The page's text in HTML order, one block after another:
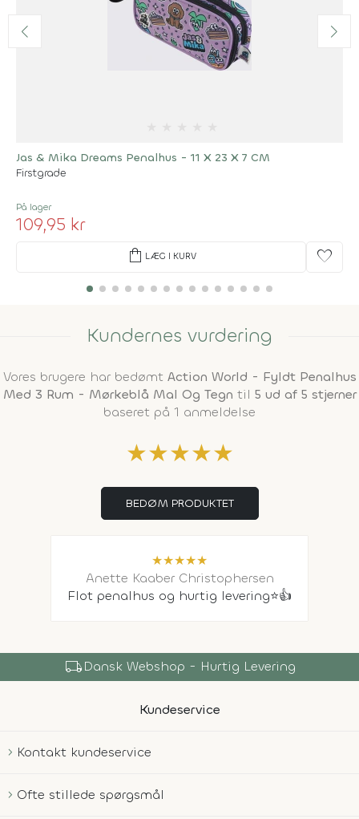
Jas & Mika Dreams Penalhus - 11 X 23 X 7 CM
Firstgrade
På lager
109,95 kr
shopping_bag LÆG I KURV favorite
Kundernes vurdering
Vores brugere har bedømt Action World - Fyldt Penalhus
Med 3 Rum - Mørkeblå Mal Og Tegn til 5 ud af 5 stjerner
baseret på 1 anmeldelse
★★★★★
BEDØM PRODUKTET
★★★★★
Anette Kaaber Christophersen
Flot penalhus og hurtig levering⭐️👍
local_shippingDansk Webshop - Hurtig Levering
Kundeservice
Kontakt kundeservice
Ofte stillede spørgsmål